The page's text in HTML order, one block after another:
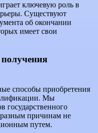
ключевую роль в
Существуют
об окончании
имеет свои
способы приобретения
Мы
государственного
разным причинам не
путем.